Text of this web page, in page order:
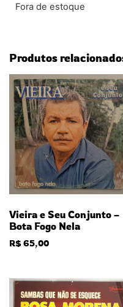
Fora de estoque
Produtos
Vieira e Seu Conjunto –
Bota Fogo Nela
R$65,00